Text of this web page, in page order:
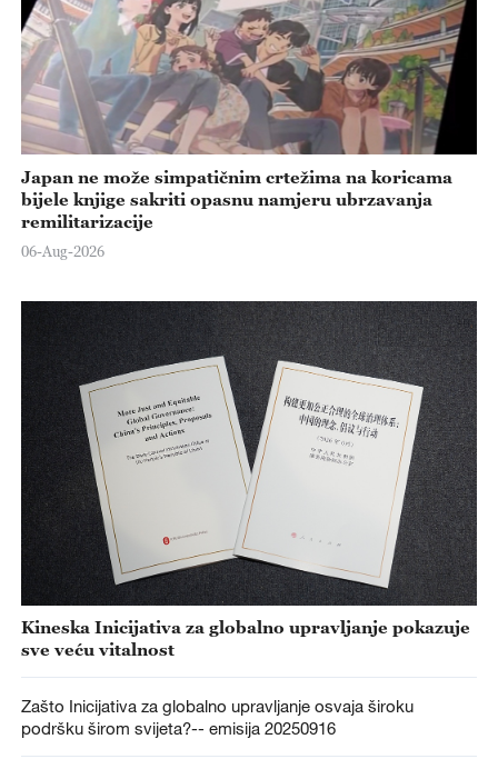
Japan ne može simpatičnim crtežima na koricama
bijele knjige sakriti opasnu namjeru ubrzavanja
remilitarizacije
06-Aug-2026
Kineska Inicijativa za globalno upravljanje pokazuje
sve veću vitalnost
Zašto Inicijativa za globalno upravljanje osvaja široku
podršku širom svijeta?-- emisija 20250916